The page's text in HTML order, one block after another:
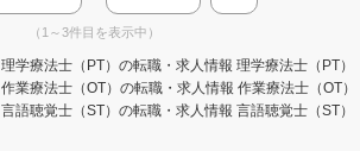
（1～3件目を表示中）
理学療法士（PT）の転職・求人情報 理学療法士（PT）
作業療法士（OT）の転職・求人情報 作業療法士（OT
言語聴覚士（ST）の転職・求人情報 言語聴覚士（ST）